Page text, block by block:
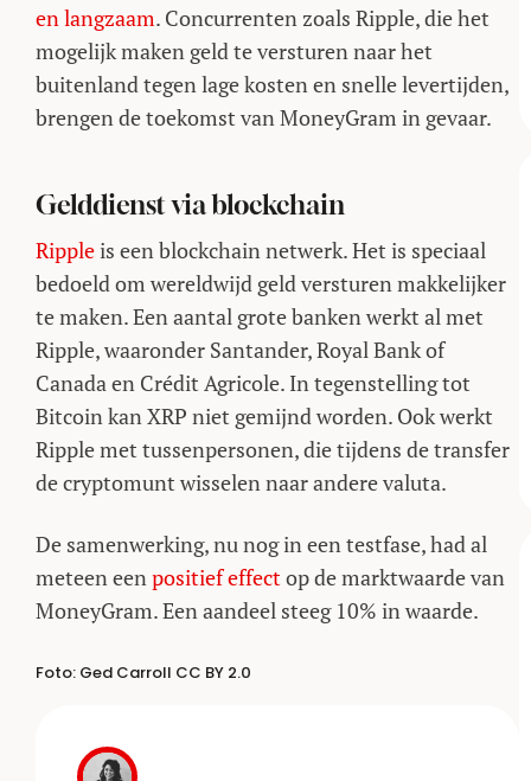
en langzaam. Concurrenten zoals Ripple, die het
mogelijk maken geld te versturen naar het
buitenland tegen lage kosten en snelle levertijden,
brengen de toekomst van MoneyGram in gevaar.
Gelddienst via blockchain
Rippleis een blockchain netwerk. Het is speciaal
bedoeld om wereldwijd geld versturen makkelijker
te maken. Een aantal grote banken werkt al met
Ripple, waaronder Santander, Royal Bank of
Canada en Crédit Agricole. In tegenstelling tot
Bitcoin kan XRP niet gemijnd worden. Ook werkt
Ripple met tussenpersonen, die tijdens de transfer
de cryptomunt wisselen naar andere valuta.
De samenwerking, nu nog in een testfase, had al
meteen eenpositief effectop de marktwaarde van
MoneyGram. Een aandeel steeg 10% in waarde.
Foto: Ged Carroll CC BY 2.0